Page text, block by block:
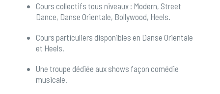
Cours collectifs tous niveaux : Modern, Street
Dance, Danse Orientale, Bollywood, Heels.
Cours particuliers disponibles en Danse Orientale
et Heels.
Une troupe dédiée aux shows façon comédie
musicale.